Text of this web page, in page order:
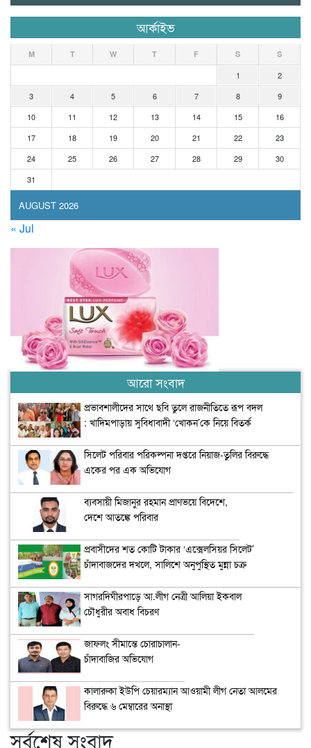
আর্কাইভ
AUGUST 2026
M T W T F S S
1
2
3
4 5 6 7 8
9
10
11 12 13 14 15
16
17
18 19 20 21 22
23
24
25 26 27 28 29
30
31
« Jul
আরো সংবাদ
প্রভাবশালীদের সাথে ছবি তুলে রাজনীতিতে রূপ বদল
: খাদিমপাড়ায় সুবিধাবাদী ‘খোকন’কে নিয়ে বিতর্ক
সিলেট পরিবার পরিকল্পনা দপ্তরে নিয়াজ-তুলির বিরুদ্ধে
একের পর এক অভিযোগ
ব্যবসায়ী মিজানুর রহমান প্রাণভয়ে বিদেশে,
দেশে আতঙ্কে পরিবার
প্রবাসীদের শত কোটি টাকার ‘এক্সেলসিয়র সিলেট’
চাঁদাবাজদের দখলে, সালিশে অনুপুস্থিত মুন্না চক্র
সাগরদিঘীরপাড়ে আ.লীগ নেত্রী আলিয়া ইকবাল
চৌধুরীর অবাধ বিচরণ
জাফলং সীমান্তে চোরাচালান-
চাঁদাবাজির অভিযোগ
কালারুকা ইউপি চেয়ারম্যান আওয়ামী লীগ নেতা আলমের
বিরুদ্ধে ৬ মেম্বারের অনাস্থা
সর্বশেষ সংবাদ